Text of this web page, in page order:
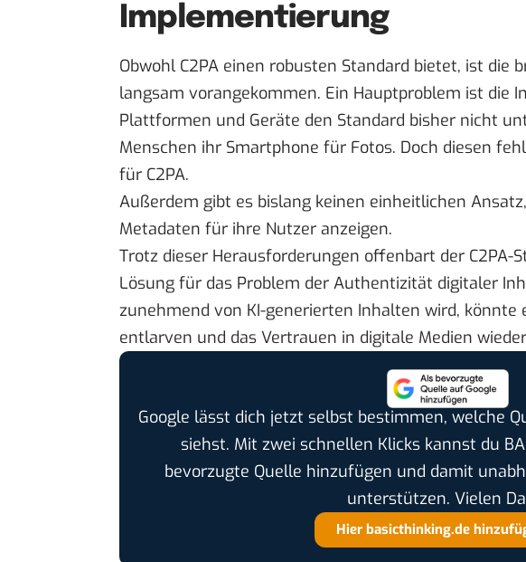
Implementierung
Obwohl C2PA einen robusten Standard bietet, ist die
langsam vorangekommen. Ein Hauptproblem ist die
Plattformen und Geräte den Standard bisher nicht
Menschen ihr Smartphone für Fotos. Doch diesen
für C2PA.
Außerdem gibt es bislang keinen einheitlichen
Metadaten für ihre Nutzer anzeigen.
Trotz dieser Herausforderungen offenbart der C2PA-
Lösung für das Problem der Authentizität digitaler
zunehmend von KI-generierten Inhalten wird, könnte
entlarven und das Vertrauen in digitale Medien
Google lässt dich jetzt selbst bestimmen, welche
siehst. Mit zwei schnellen Klicks kannst du
bevorzugte Quelle hinzufügen und damit
unterstützen. Vielen
Hier basicthinking.de